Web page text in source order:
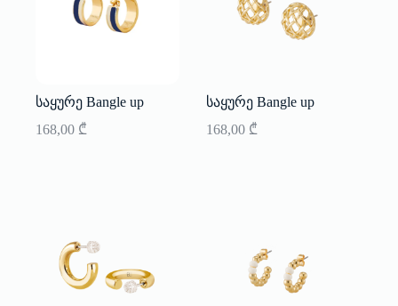
საყურე Bangle up
168,00 ₾
საყურე Bangle up
168,00 ₾